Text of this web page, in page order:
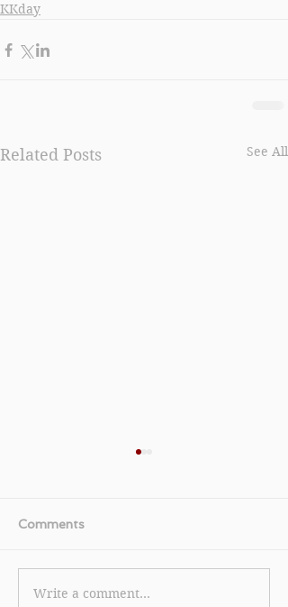
KKday
Related Posts See All
《HBX 優惠》- 購買精選
Comments
Write a comment...